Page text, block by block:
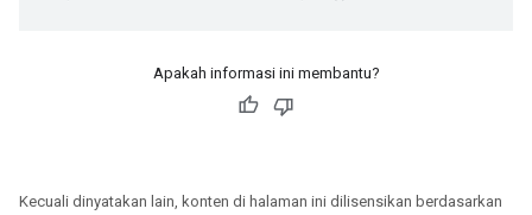
Apakah informasi ini membantu?
Kecuali dinyatakan lain, konten di halaman ini dilisensikan berdasarkan